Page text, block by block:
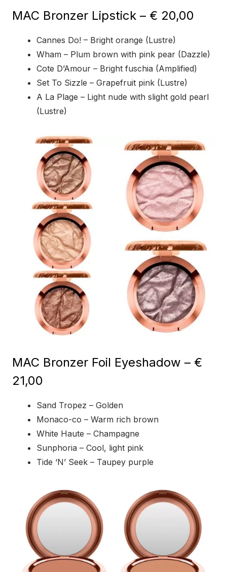
MAC Bronzer Lipstick – € 20,00
Cannes Do! – Bright orange (Lustre)
Wham – Plum brown with pink pear (Dazzle)
Cote D’Amour – Bright fuschia (Amplified)
Set To Sizzle – Grapefruit pink (Lustre)
A La Plage – Light nude with slight gold pearl
(Lustre)
MAC Bronzer Foil Eyeshadow – €
21,00
Sand Tropez – Golden
Monaco-co – Warm rich brown
White Haute – Champagne
Sunphoria – Cool, light pink
Tide ‘N’ Seek – Taupey purple